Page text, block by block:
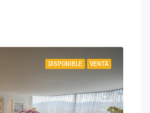
DISPONIBLE VENTA